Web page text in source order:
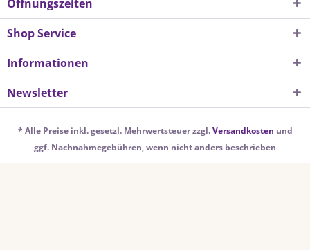
Öffnungszeiten
Shop Service
Informationen
Newsletter
* Alle Preise inkl. gesetzl. Mehrwertsteuer zzgl.Versandkosten und
ggf. Nachnahmegebühren, wenn nicht anders beschrieben